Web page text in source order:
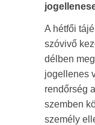
A hétfői
szóvivő
délben
jogellenes
rendőrség
szemben
személy